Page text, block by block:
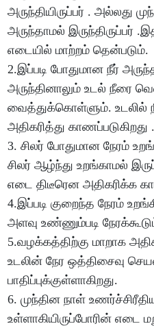
அருந்தியிருப்பர் . அல்லது
அருந்தாமல் இருந்திருப்பர்
எடையில் மாற்றம் தென்படும்.
2.இப்படி போதுமான நீர்
அருந்தினாலும் உடல் நீரை
வைத்துக்கொள்ளும். உடலில்
அதிகரித்து காணப்படுகிறது .
3. சிலர் போதுமான நேரம்
சிலர் ஆழ்ந்து உறங்காமல்
எடை திடீரென அதிகரிக்க
4.இப்படி குறைந்த நேரம்
அளவு உண்ணும்படி
5.வழக்கத்திற்கு மாறாக
உடலின் நேர ஒத்திசைவு
பாதிப்புக்குள்ளாகிறது.
6. முந்தின நாள்
உள்ளாகியிருப்போரின் எடை